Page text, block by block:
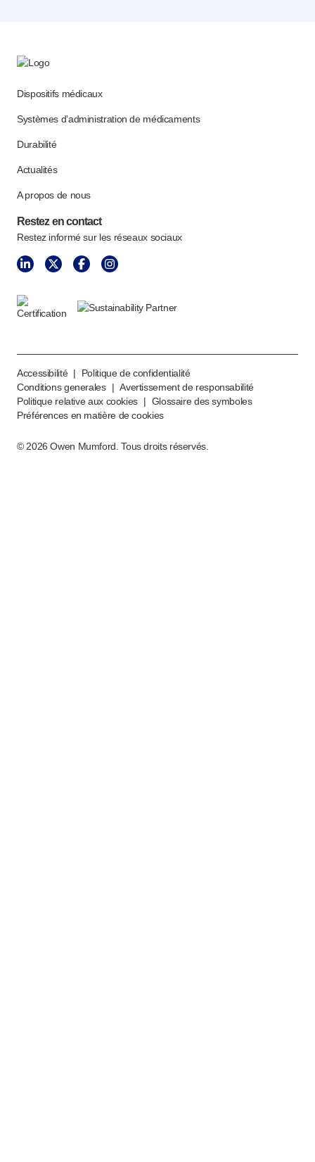
Dispositifs médicaux
Systèmes d’administration de médicaments
Durabilité
Actualités
A propos de nous
Restez en contact
Restez informé sur les réseaux sociaux
Accessibilité |
Politique de confidentialité
Conditions generales | Avertissement de responsabilité
Politique relative aux cookies | Glossaire des symboles
Préférences en matière de cookies
© 2026 Owen Mumford. Tous droits réservés.